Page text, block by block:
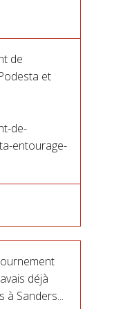
de
et
de-
entourage-
déjà
à Sanders...